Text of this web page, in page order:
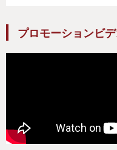
プロモーションビ